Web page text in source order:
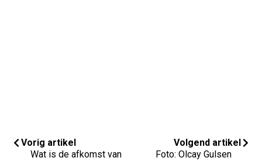
Vorig artikel
Wat is de afkomst van
Volgend artikel
Foto: Olcay Gulsen